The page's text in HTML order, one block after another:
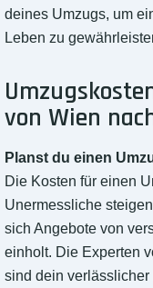
deines Umzugs, um
Leben zu
von Wien
Planst du einen
Die Kosten für einen
Unermessliche
sich Angebote von
einholt. Die Experten
sind dein